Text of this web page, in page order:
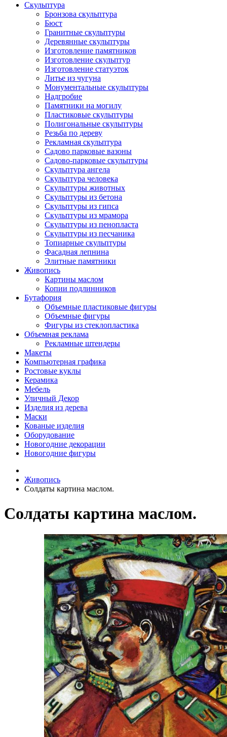
Скульптура
Бронзова скульптура
Бюст
Гранитные скульптуры
Деревянные скульптуры
Изготовление памятников
Изготовление скульптур
Изготовление статуэток
Литье из чугуна
Монументальные скульптуры
Надгробие
Памятники на могилу
Пластиковые скульптуры
Полигональные скульптуры
Резьба по дереву
Рекламная скульптура
Садово парковые вазоны
Садово-парковые скульптуры
Скульптура ангела
Скульптура человека
Скульптуры животных
Скульптуры из бетона
Скульптуры из гипса
Скульптуры из мрамора
Скульптуры из пенопласта
Скульптуры из песчаника
Топиарные скульптуры
Фасадная лепнина
Элитные памятники
Живопись
Картины маслом
Копии подлинников
Бутафория
Объемные пластиковые фигуры
Объемные фигуры
Фигуры из стеклопластика
Объемная реклама
Рекламные штендеры
Макеты
Компьютерная графика
Ростовые куклы
Керамика
Мебель
Уличный Декор
Изделия из дерева
Маски
Кованые изделия
Оборудование
Новогодние декорации
Новогодние фигуры
Живопись
Солдаты картина маслом.
Солдаты картина маслом.